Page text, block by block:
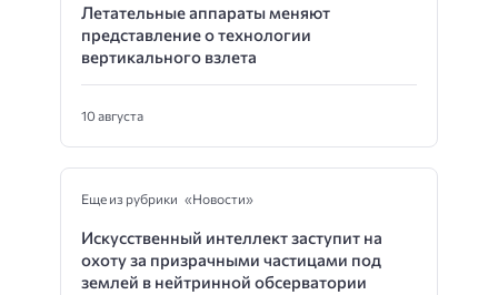
Летательные аппараты меняют
представление о технологии
вертикального взлета
10 августа
Еще из рубрики «Новости»
Искусственный интеллект заступит на
охоту за призрачными частицами под
землей в нейтринной обсерватории